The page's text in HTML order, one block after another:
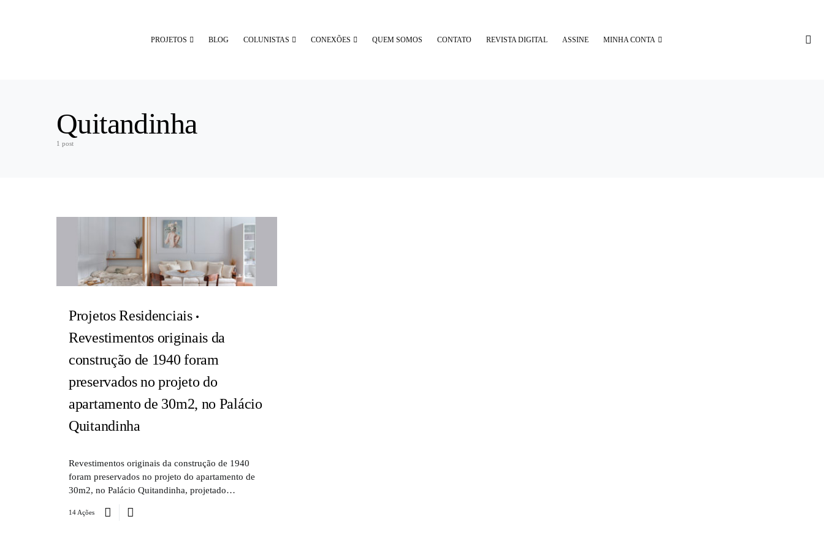
PROJETOS BLOG COLUNISTAS CONEXÕES QUEM SOMOS CONTATO REVISTA DIGITAL ASSINE MINHA CONTA
Quitandinha
1 post
Projetos Residenciais
Revestimentos originais da
construção de 1940 foram
preservados no projeto do
apartamento de 30m2, no Palácio
Quitandinha
Revestimentos originais da construção de 1940
foram preservados no projeto do apartamento de
30m2, no Palácio Quitandinha, projetado…
14 Ações